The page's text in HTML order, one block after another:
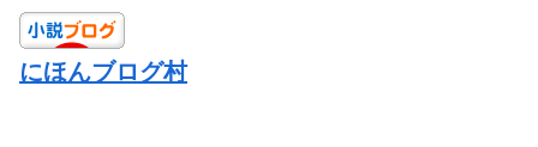
にほんブログ村